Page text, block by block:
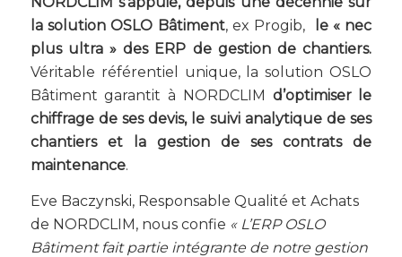
la solution OSLO Bâtiment, ex Progib,
le « nec
plus ultra » des ERP de gestion de chantiers.
Véritable référentiel unique, la solution OSLO
Bâtiment garantit à NORDCLIM d’optimiser le
chiffrage de ses devis, le suivi analytique de ses
chantiers et la gestion de ses contrats de
maintenance.
Eve Baczynski, Responsable Qualité et Achats
de NORDCLIM, nous confie « L’ERP OSLO
Bâtiment fait partie intégrante de notre gestion